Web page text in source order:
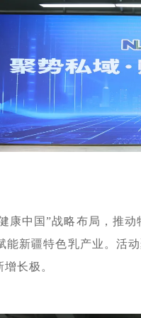
中国”战略布局，推动
新疆特色乳产业。活
长极。